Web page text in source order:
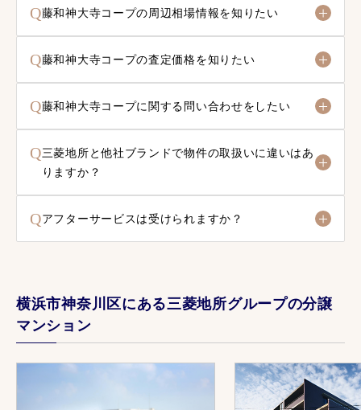
Q藤和神大寺コープの周辺相場情報を知りたい
Q藤和神大寺コープの査定価格を知りたい
Q藤和神大寺コープに関する問い合わせをしたい
Q三菱地所と他社ブランドで物件の取扱いに違いはあ
りますか？
Qアフターサービスは受けられますか？
横浜市神奈川区にある三菱地所グループの分譲
マンション